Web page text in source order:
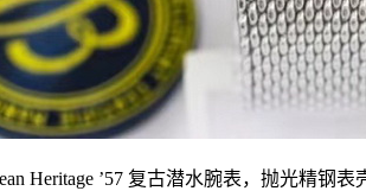
Heritage ’57 复古潜水腕表，抛光精